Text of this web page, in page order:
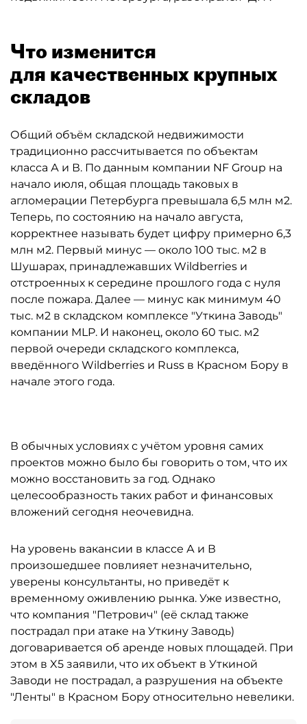
Что изменится
для качественных крупных
складов
Общий объём складской недвижимости
традиционно рассчитывается по объектам
класса А и В. По данным компании NF Group на
начало июля, общая площадь таковых в
агломерации Петербурга превышала 6,5 млн м2.
Теперь, по состоянию на начало августа,
корректнее называть будет цифру примерно 6,3
млн м2. Первый минус — около 100 тыс. м2 в
Шушарах, принадлежавших Wildberries и
отстроенных к середине прошлого года с нуля
после пожара. Далее — минус как минимум 40
тыс. м2 в складском комплексе "Уткина Заводь"
компании MLP. И наконец, около 60 тыс. м2
первой очереди складского комплекса,
введённого Wildberries и Russ в Красном Бору в
начале этого года.
В обычных условиях с учётом уровня самих
проектов можно было бы говорить о том, что их
можно восстановить за год. Однако
целесообразность таких работ и финансовых
вложений сегодня неочевидна.
На уровень вакансии в классе А и В
произошедшее повлияет незначительно,
уверены консультанты, но приведёт к
временному оживлению рынка. Уже известно,
что компания "Петрович" (её склад также
пострадал при атаке на Уткину Заводь)
договаривается об аренде новых площадей. При
этом в X5 заявили, что их объект в Уткиной
Заводи не пострадал, а разрушения на объекте
"Ленты" в Красном Бору относительно невелики.